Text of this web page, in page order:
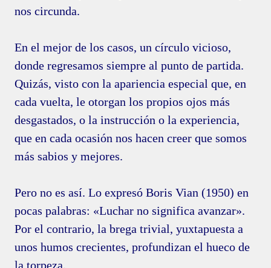
nos circunda.
En el mejor de los casos, un círculo vicioso,
donde regresamos siempre al punto de partida.
Quizás, visto con la apariencia especial que, en
cada vuelta, le otorgan los propios ojos más
desgastados, o la instrucción o la experiencia,
que en cada ocasión nos hacen creer que somos
más sabios y mejores.
Pero no es así. Lo expresó Boris Vian (1950) en
pocas palabras: «Luchar no significa avanzar».
Por el contrario, la brega trivial, yuxtapuesta a
unos humos crecientes, profundizan el hueco de
la torpeza.